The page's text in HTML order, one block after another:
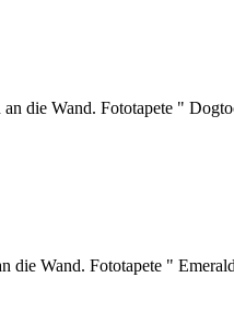
die Wand. Fototapete "
die Wand. Fototapete "